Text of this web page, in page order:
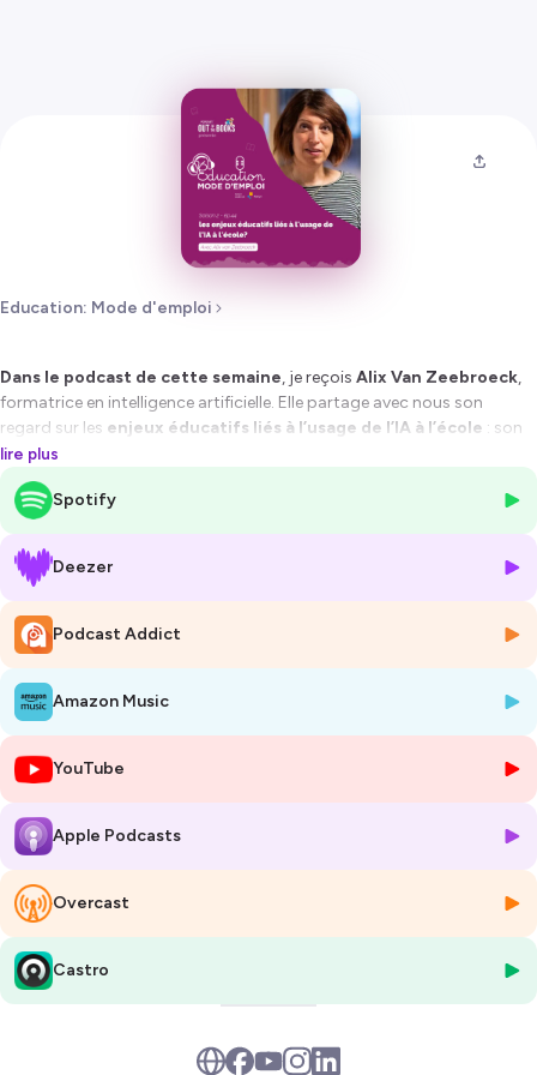
Education: Mode d'emploi
Dans le podcast de cette semaine, je reçois Alix Van Zeebroeck,
formatrice en intelligence artificielle. Elle partage avec nous son
regard sur les enjeux éducatifs liés à l’usage de l’IA à l’école : son
impact sur les pratiques pédagogiques, sur la manière dont les jeunes
apprennent et travaillent, mais aussi sur les
environnementales
occasion de développer une citoyenneté numérique plus
consciente et plus durable ?
Hébergé par Ausha. Visitez
pour plus d'informations.
lire plus
Spotify
Deezer
Podcast Addict
Amazon Music
YouTube
Apple Podcasts
Overcast
Castro